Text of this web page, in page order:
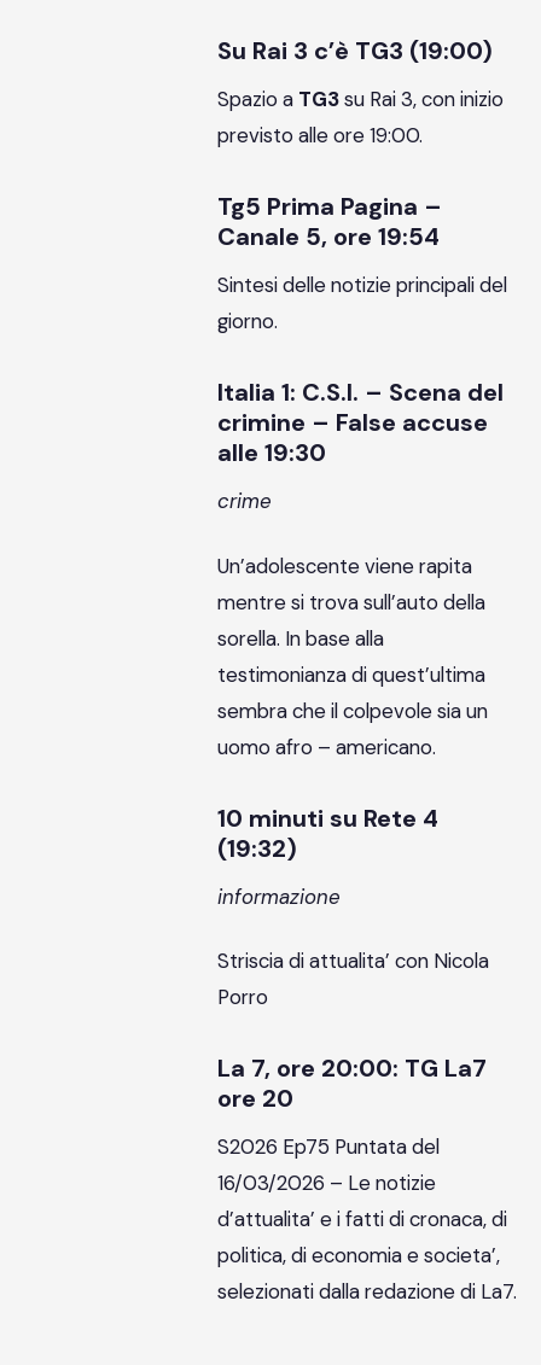
Su Rai 3 c’è TG3 (19:00)
Spazio a TG3su Rai 3, con inizio
previsto alle ore 19:00.
Tg5 Prima Pagina –
Canale 5, ore 19:54
Sintesi delle notizie principali del
giorno.
Italia 1: C.S.I. – Scena del
crimine – False accuse
alle 19:30
crime
Un’adolescente viene rapita
mentre si trova sull’auto della
sorella. In base alla
testimonianza di quest’ultima
sembra che il colpevole sia un
uomo afro – americano.
10 minuti su Rete 4
(19:32)
informazione
Striscia di attualita’ con Nicola
Porro
La 7, ore 20:00: TG La7
ore 20
S2026 Ep75 Puntata del
16/03/2026 – Le notizie
d’attualita’ e i fatti di cronaca, di
politica, di economia e societa’,
selezionati dalla redazione di La7.